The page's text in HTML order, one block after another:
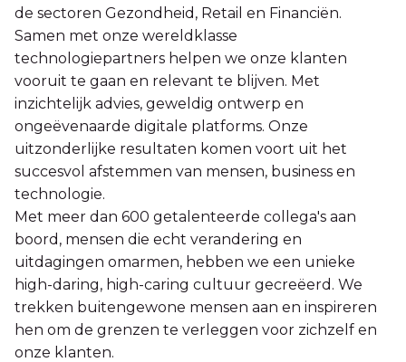
de sectoren Gezondheid, Retail en Financiën.
Samen met onze wereldklasse
technologiepartners helpen we onze klanten
vooruit te gaan en relevant te blijven. Met
inzichtelijk advies, geweldig ontwerp en
ongeëvenaarde digitale platforms. Onze
uitzonderlijke resultaten komen voort uit het
succesvol afstemmen van mensen, business en
technologie.
Met meer dan 600 getalenteerde collega's aan
boord, mensen die echt verandering en
uitdagingen omarmen, hebben we een unieke
high-daring, high-caring cultuur gecreëerd. We
trekken buitengewone mensen aan en inspireren
hen om de grenzen te verleggen voor zichzelf en
onze klanten.